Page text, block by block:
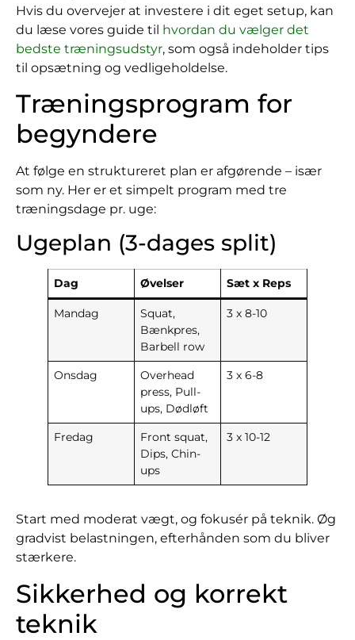
Hvis du overvejer at investere i dit eget setup, kan
du læse vores guide til hvordan du vælger det
bedste træningsudstyr, som også indeholder tips
til opsætning og vedligeholdelse.
Træningsprogram for
begyndere
At følge en struktureret plan er afgørende – især
som ny. Her er et simpelt program med tre
træningsdage pr. uge:
Ugeplan (3-dages split)
Dag Øvelser Sæt x Reps
Mandag
Squat,
Bænkpres,
Barbell row
3 x 8-10
Onsdag
Overhead
press, Pull-
ups, Dødløft
3 x 6-8
Fredag
Front squat,
Dips, Chin-
ups
3 x 10-12
Start med moderat vægt, og fokusér på teknik. Øg
gradvist belastningen, efterhånden som du bliver
stærkere.
Sikkerhed og korrekt
teknik